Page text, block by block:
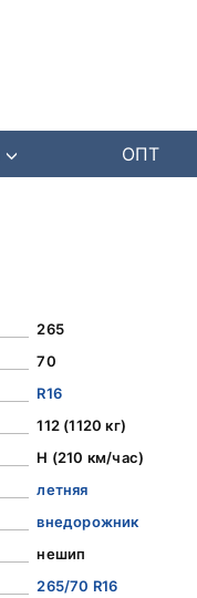
ОПТ
265
70
R16
112 (1120 кг)
H (210 км/час)
летняя
внедорожник
нешип
265/70 R16